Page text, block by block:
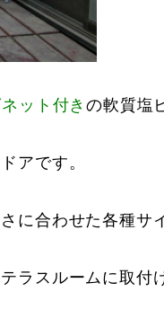
ット付きの軟質塩
アです。
に合わせた各種サ
ラスルームに取付